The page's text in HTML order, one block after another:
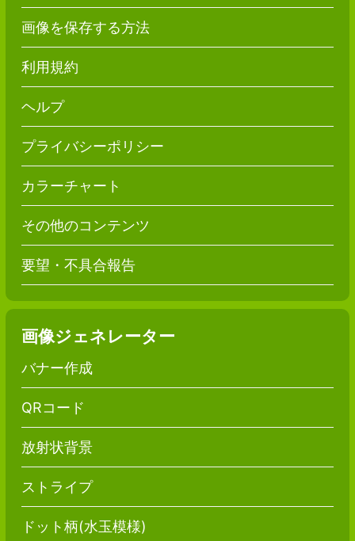
画像を保存する方法
利用規約
ヘルプ
プライバシーポリシー
カラーチャート
その他のコンテンツ
要望・不具合報告
画像ジェネレーター
バナー作成
QRコード
放射状背景
ストライプ
ドット柄(水玉模様)